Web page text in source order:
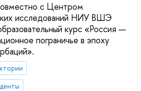
с Центром
исследований НИУ ВШЭ
курс «Россия —
пограничье в эпоху